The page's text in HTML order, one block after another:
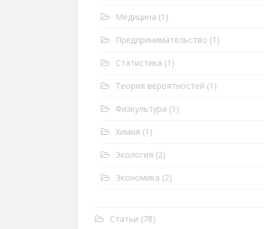
Медицина (1)
Предпринимательство (1)
Статистика (1)
Теория вероятностей (1)
Физкультура (1)
Химия (1)
Экология (2)
Экономика (2)
Статьи (78)